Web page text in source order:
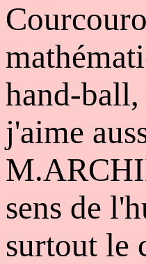
hand-ball,
j'aime
sens de
surtout le